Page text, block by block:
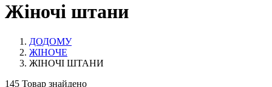
Жіночі штани
ДОДОМУ
ЖІНОЧЕ
ЖІНОЧІ ШТАНИ
145 Товар знайдено